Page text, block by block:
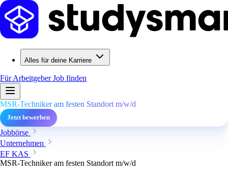
Alles für deine Karriere
Für ArbeitgeberJob finden
MSR-Techniker am festen Standort m/w/d
Jetzt bewerben
Jobbörse
Unternehmen
EF KAS
MSR-Techniker am festen Standort m/w/d